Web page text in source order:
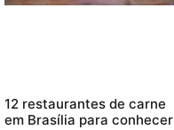
12 restaurantes de carne
em Brasília para conhecer